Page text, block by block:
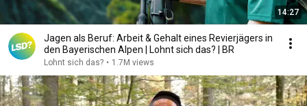
14:27
Jagen als Beruf: Arbeit & Gehalt eines Revierjägers in
den Bayerischen Alpen | Lohnt sich das? | BR
Lohnt sich das? • 1.7M views